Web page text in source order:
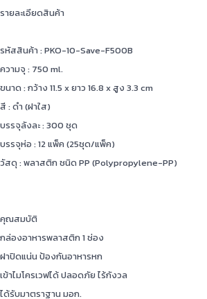
รายละเอียดสินค้า
รหัสสินค้า : PKO-10-Save-F500B
ความจุ : 750 ml.
ขนาด : กว้าง 11.5 x ยาว 16.8 x สูง 3.3 cm
สี : ดำ (ฝาใส)
บรรจุลังละ : 300 ชุด
บรรจุห่อ : 12 แพ็ค (25ชุด/แพ็ค)
วัสดุ : พลาสติก ชนิด PP (Polypropylene-PP)
คุณสมบัติ
กล่องอาหารพลาสติก 1 ช่อง
ฝาปิดแน่น ป้องกันอาหารหก
เข้าไมโครเวฟได้ ปลอดภัย ไร้กังวล
ได้รับมาตราฐาน มอก.